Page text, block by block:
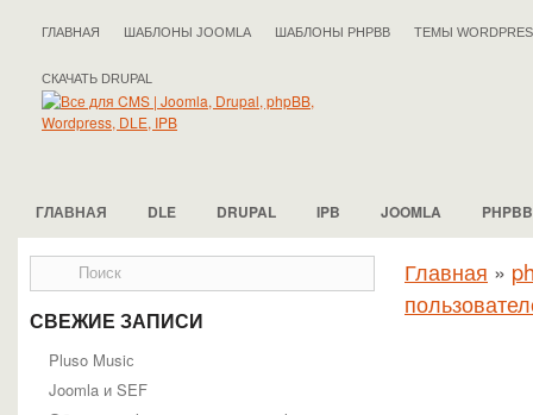
ГЛАВНАЯ ШАБЛОНЫ JOOMLA ШАБЛОНЫ PHPBB ТЕМЫ
СКАЧАТЬ DRUPAL
ГЛАВНАЯ DLE DRUPAL IPB JOOMLA PHPBB
СВЕЖИЕ ЗАПИСИ
Pluso Musiс
Joomla и SEF
Главная »